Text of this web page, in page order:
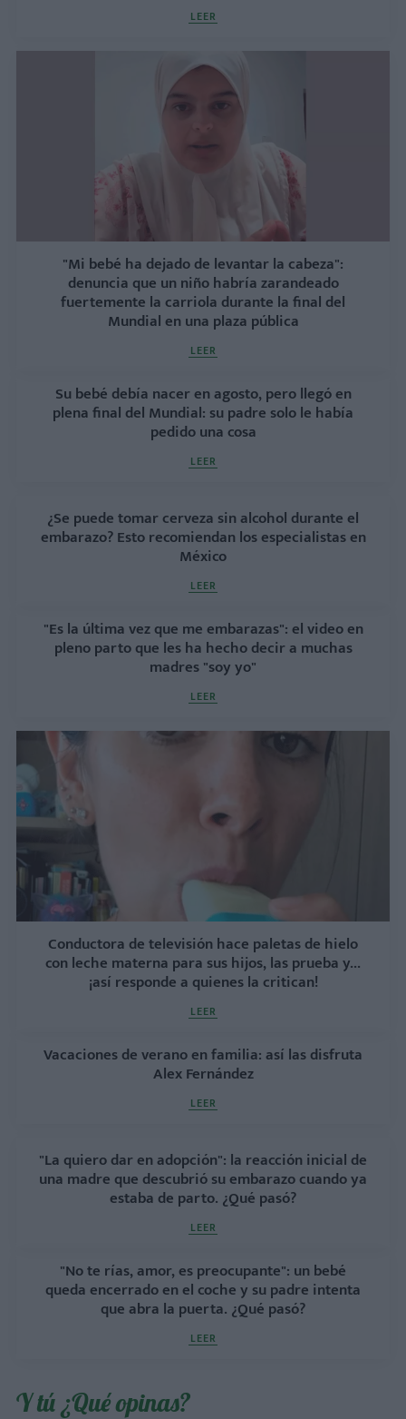
LEER
"Mi bebé ha dejado de levantar la cabeza":
denuncia que un niño habría zarandeado
fuertemente la carriola durante la final del
Mundial en una plaza pública
LEER
Su bebé debía nacer en agosto, pero llegó en
plena final del Mundial: su padre solo le había
pedido una cosa
LEER
¿Se puede tomar cerveza sin alcohol durante el
embarazo? Esto recomiendan los especialistas en
México
LEER
"Es la última vez que me embarazas": el video en
pleno parto que les ha hecho decir a muchas
madres "soy yo"
LEER
Conductora de televisión hace paletas de hielo
con leche materna para sus hijos, las prueba y...
¡así responde a quienes la critican!
LEER
Vacaciones de verano en familia: así las disfruta
Alex Fernández
LEER
"La quiero dar en adopción": la reacción inicial de
una madre que descubrió su embarazo cuando ya
estaba de parto. ¿Qué pasó?
LEER
"No te rías, amor, es preocupante": un bebé
queda encerrado en el coche y su padre intenta
que abra la puerta. ¿Qué pasó?
LEER
Y tú ¿Qué opinas?